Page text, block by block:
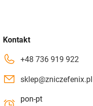
Kontakt
+48 736 919 922
sklep@zniczefenix.pl
pon-pt